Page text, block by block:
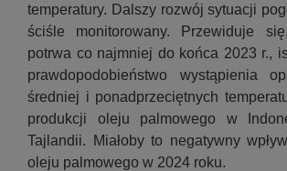
temperatury. Dalszy rozwój sytuacji
ściśle monitorowany. Przewiduje
potrwa co najmniej do końca 2023 r.,
prawdopodobieństwo wystąpienia
średniej i ponadprzeciętnych
produkcji oleju palmowego w
Tajlandii. Miałoby to negatywny
oleju palmowego w 2024 roku.